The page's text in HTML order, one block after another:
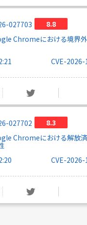
027703
Chromeにおける境界
8.8
CVE-2026-
027702
Chromeにおける解放
8.3
CVE-2026-